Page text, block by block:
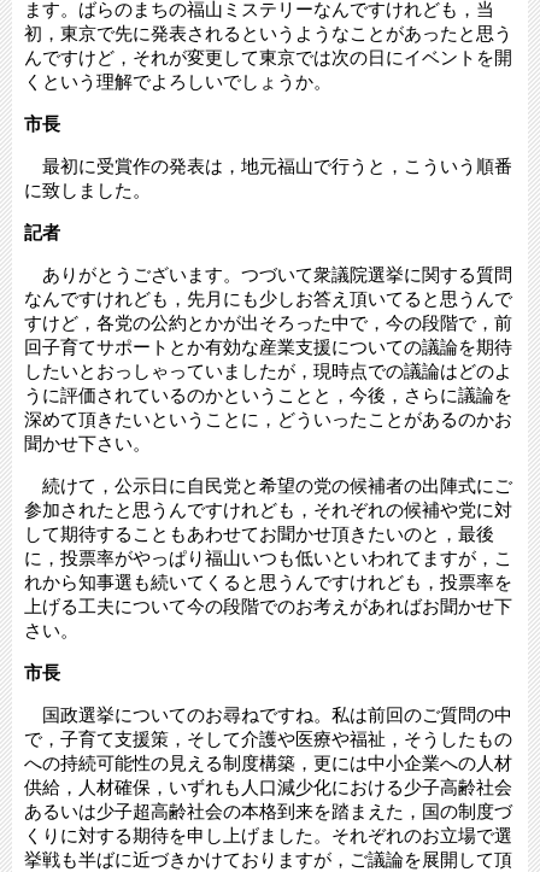
ます。ばらのまちの福山ミステリーなんですけれども，当
初，東京で先に発表されるというようなことがあったと思う
んですけど，それが変更して東京では次の日にイベントを開
くという理解でよろしいでしょうか。
市長
最初に受賞作の発表は，地元福山で行うと，こういう順番
に致しました。
記者
ありがとうございます。つづいて衆議院選挙に関する質問
なんですけれども，先月にも少しお答え頂いてると思うんで
すけど，各党の公約とかが出そろった中で，今の段階で，前
回子育てサポートとか有効な産業支援についての議論を期待
したいとおっしゃっていましたが，現時点での議論はどのよ
うに評価されているのかということと，今後，さらに議論を
深めて頂きたいということに，どういったことがあるのかお
聞かせ下さい。
続けて，公示日に自民党と希望の党の候補者の出陣式にご
参加されたと思うんですけれども，それぞれの候補や党に対
して期待することもあわせてお聞かせ頂きたいのと，最後
に，投票率がやっぱり福山いつも低いといわれてますが，こ
れから知事選も続いてくると思うんですけれども，投票率を
上げる工夫について今の段階でのお考えがあればお聞かせ下
さい。
市長
国政選挙についてのお尋ねですね。私は前回のご質問の中
で，子育て支援策，そして介護や医療や福祉，そうしたもの
への持続可能性の見える制度構築，更には中小企業への人材
供給，人材確保，いずれも人口減少化における少子高齢社会
あるいは少子超高齢社会の本格到来を踏まえた，国の制度づ
くりに対する期待を申し上げました。それぞれのお立場で選
挙戦も半ばに近づきかけておりますが，ご議論を展開して頂